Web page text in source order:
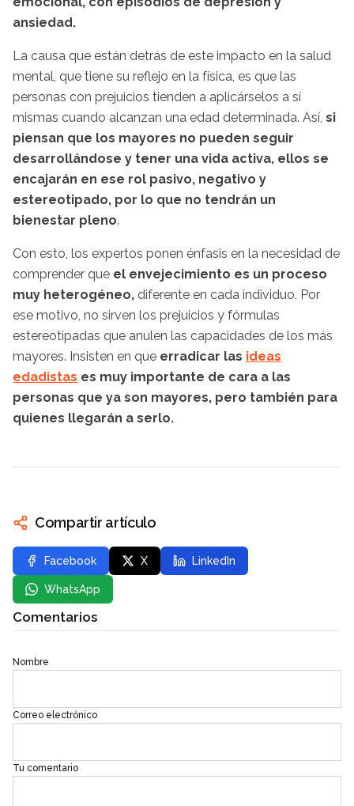
ansiedad.
La causa que están detrás de este impacto en la salud
mental, que tiene su reflejo en la física, es que las
personas con prejuicios tienden a aplicárselos a sí
mismas cuando alcanzan una edad determinada. Así, si
piensan que los mayores no pueden seguir
desarrollándose y tener una vida activa, ellos se
encajarán en ese rol pasivo, negativo y
estereotipado, por lo que no tendrán un
bienestar pleno.
Con esto, los expertos ponen énfasis en la necesidad de
comprender que el envejecimiento es un proceso
muy heterogéneo, diferente en cada individuo. Por
ese motivo, no sirven los prejuicios y fórmulas
estereotipadas que anulen las capacidades de los más
mayores. Insisten en que erradicar las ideas
edadistas es muy importante de cara a las
personas que ya son mayores, pero también para
quienes llegarán a serlo.
Compartir artículo
Facebook X LinkedIn
WhatsApp
Comentarios
Nombre
Correo electrónico
Tu comentario